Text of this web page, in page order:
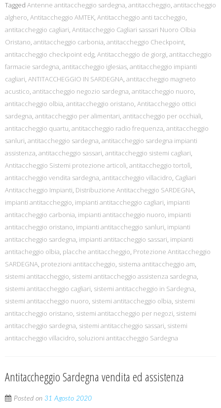
Tagged Antenne antitaccheggio sardegna, antitaccheggio, antitaccheggio
alghero, Antitaccheggio AMTEK, Antitaccheggio anti taccheggio,
antitaccheggio cagliari, Antitaccheggio Cagliari sassari Nuoro Olbia
Oristano, antitaccheggio carbonia, antitaccheggio Checkpoint,
antitaccheggio checkpoint edg, Antitaccheggio de giorgi, antitaccheggio
farmacie sardegna, antitaccheggio iglesias, antitaccheggio impianti
cagliari, ANTITACCHEGGIO IN SARDEGNA, antitaccheggio magneto
acustico, antitaccheggio negozio sardegna, antitaccheggio nuoro,
antitaccheggio olbia, antitaccheggio oristano, Antitaccheggio ottici
sardegna, antitaccheggio per alimentari, antitaccheggio per occhiali,
antitaccheggio quartu, antitaccheggio radio frequenza, antitaccheggio
sanluri, antitaccheggio sardegna, antitaccheggio sardegna impianti
assistenza, antitaccheggio sassari, antitaccheggio sistemi cagliari,
Antitaccheggio Sistemi protezione articoli, antitaccheggio tortolì,
antitaccheggio vendita sardegna, antitaccheggio villacidro, Cagliari
Antitaccheggio Impianti, Distribuzione Antitaccheggio SARDEGNA,
impianti antitaccheggio, impianti antitaccheggio cagliari, impianti
antitaccheggio carbonia, impianti antitaccheggio nuoro, impianti
antitaccheggio oristano, impianti antitaccheggio sanluri, impianti
antitaccheggio sardegna, impianti antitaccheggio sassari, impianti
antitacheggio olbia, placche antitaccheggio, Protezione Antitaccheggio
SARDEGNA, protezioni antitaccheggio, sistema antitaccheggio am,
sistemi antitaccheggio, sistemi antitaccheggio assistenza sardegna,
sistemi antitaccheggio cagliari, sistemi antitaccheggio in Sardegna,
sistemi antitaccheggio nuoro, sistemi antitaccheggio olbia, sistemi
antitaccheggio oristano, sistemi antitaccheggio per negozi, sistemi
antitaccheggio sardegna, sistemi antitaccheggio sassari, sistemi
antitaccheggio villacidro, soluzioni antitaccheggio Sardegna
Antitaccheggio Sardegna vendita ed assistenza
Posted on 31 Agosto 2020